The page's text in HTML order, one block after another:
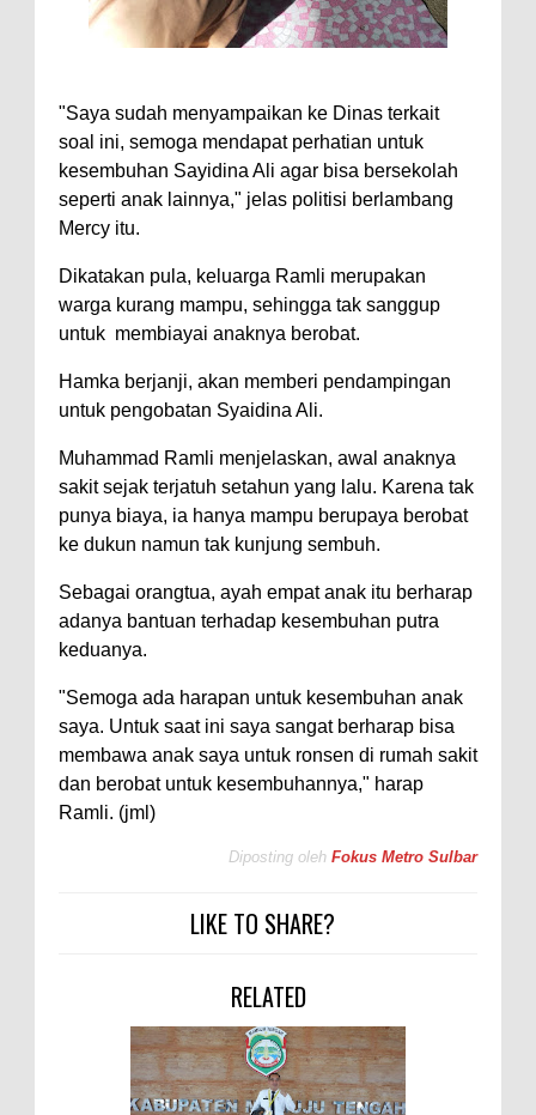
"Saya sudah menyampaikan ke Dinas terkait
soal ini, semoga mendapat perhatian untuk
kesembuhan Sayidina Ali agar bisa bersekolah
seperti anak lainnya," jelas politisi berlambang
Mercy itu.
Dikatakan pula, keluarga Ramli merupakan
warga kurang mampu, sehingga tak sanggup
untuk membiayai anaknya berobat.
Hamka berjanji, akan memberi pendampingan
untuk pengobatan Syaidina Ali.
Muhammad Ramli menjelaskan, awal anaknya
sakit sejak terjatuh setahun yang lalu. Karena tak
punya biaya, ia hanya mampu berupaya berobat
ke dukun namun tak kunjung sembuh.
Sebagai orangtua, ayah empat anak itu berharap
adanya bantuan terhadap kesembuhan putra
keduanya.
"Semoga ada harapan untuk kesembuhan anak
saya. Untuk saat ini saya sangat berharap bisa
membawa anak saya untuk ronsen di rumah sakit
dan berobat untuk kesembuhannya," harap
Ramli. (jml)
Diposting oleh Fokus Metro Sulbar
LIKE TO SHARE?
RELATED